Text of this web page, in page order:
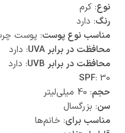
نوع: کرم
رنگ: دارد
مناسب نوع پوست: پوست
محافظت در برابر UVA
: دارد
محافظت در برابر UVB
: دارد
SPF: 30
حجم: 40 میلی‌لیتر
سن: بزرگسال
مناسب برای: خانم‌ها